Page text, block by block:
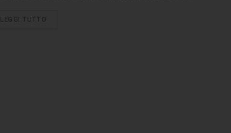
LEGGI TUTTO